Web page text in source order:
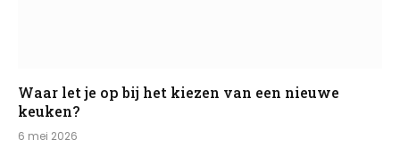
Waar let je op bij het kiezen van een nieuwe
keuken?
6 mei 2026